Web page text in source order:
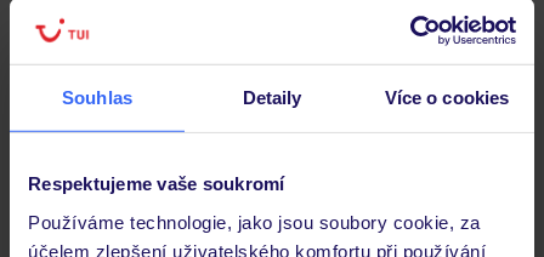
Souhlas Detaily Více o cookies
Respektujeme vaše soukromí
Používáme technologie, jako jsou soubory cookie, za
účelem zlepšení uživatelského komfortu při používání
Často kladené otázky
Jaké doklady jsou potřebné při cestování?